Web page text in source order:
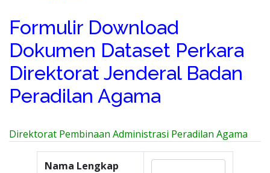
Formulir Download
Dokumen Dataset Perkara
Direktorat Jenderal Badan
Peradilan Agama
Direktorat Pembinaan Administrasi Peradilan Agama
Nama Lengkap